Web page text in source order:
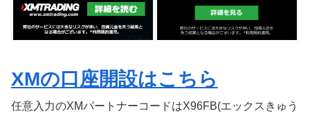
XMの口座開設はこちら
任意入力のXMパートナーコードはX96FB(エックスきゅう